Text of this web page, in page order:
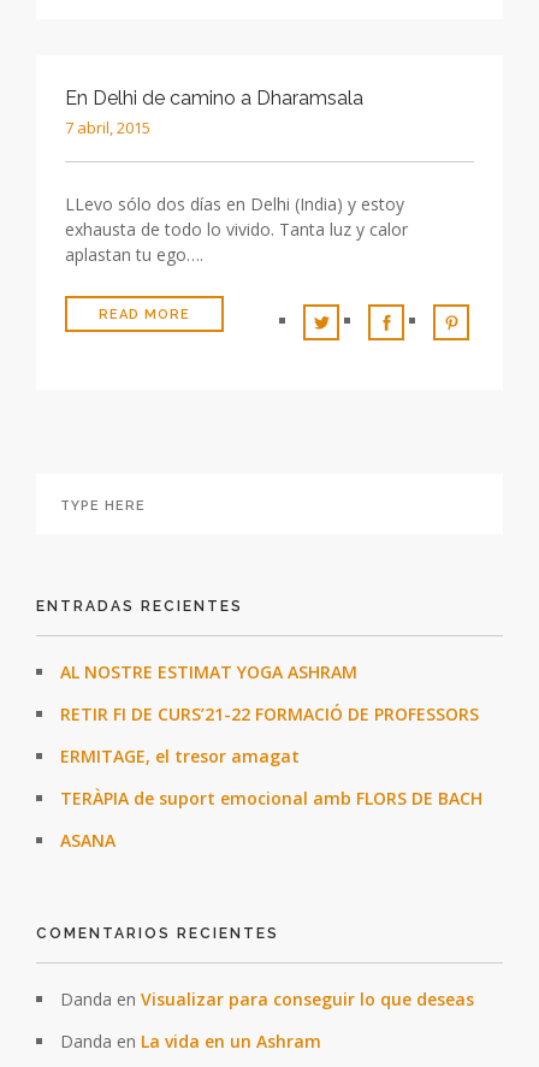
En Delhi de camino a Dharamsala
7 abril, 2015
LLevo sólo dos días en Delhi (India) y estoy
exhausta de todo lo vivido. Tanta luz y calor
aplastan tu ego….
READ MORE
ENTRADAS RECIENTES
AL NOSTRE ESTIMAT YOGA ASHRAM
RETIR FI DE CURS’21-22 FORMACIÓ DE PROFESSORS
ERMITAGE, el tresor amagat
TERÀPIA de suport emocional amb FLORS DE BACH
ASANA
COMENTARIOS RECIENTES
Danda en Visualizar para conseguir lo que deseas
Danda en La vida en un Ashram